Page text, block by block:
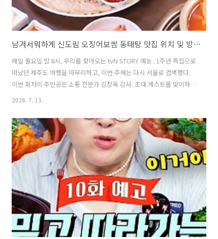
남겨서뭐하게 신도림 오징어보쌈 동태탕 맛집 위치 및 방문팁 feat. 김창옥
매일 월요일 밤 8시, 우리를 찾아오는 tvN STORY 예능 . 1주년 특집으로
떠났던 제주도 여행을 마무리하고, 이번 주에는 다시 서울로 컴백했다.
이번 회차의 주인공은 소통 전문가 김창옥 강사. 초대 게스트를 맞이하기
위해 이영자와 박세리가 팔을 걷어붙였다. 콘셉트는 바로 '강연 한 상'.
수 있는 맛집을 소개하였다. 이번 글에서는 남겨서뭐하게에서 이영자 박
세리가 김창옥 강사를 위해 준비한 김치명인의 오징어보쌈과 동태탕 맛
집에 대해 자세히 알아본다. 1. 남겨서뭐하게 신도림 오징어보쌈 동태탕
맛집은 어디?남겨서뭐하게 방송에서 이영자와 박세리가 초대 게스트인
김창옥을 위해 준비한 오징어보쌈 동태탕 맛집은 신도림에서 유명한 맛..
2026. 7. 13.